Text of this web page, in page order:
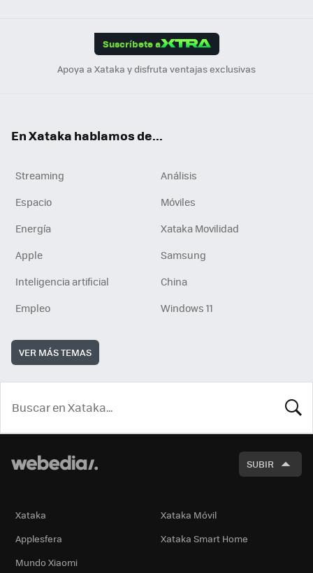
Suscríbete a
Apoya a Xataka y disfruta ventajas exclusivas
En Xataka hablamos de...
Streaming
Análisis
Espacio
Móviles
Energía
Xataka Movilidad
Apple
Samsung
Inteligencia artificial
China
Empleo
Windows 11
VER MÁS TEMAS
SUBIR
Xataka
Xataka Móvil
Applesfera
Xataka Smart Home
Mundo Xiaomi